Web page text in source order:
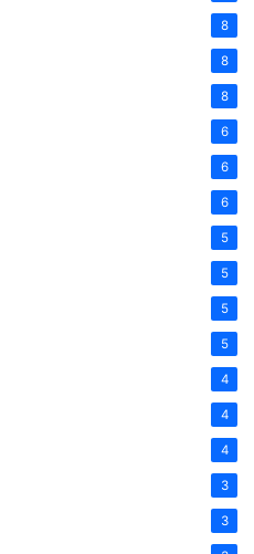
8
8
8
6
6
6
5
5
5
5
4
4
4
3
3